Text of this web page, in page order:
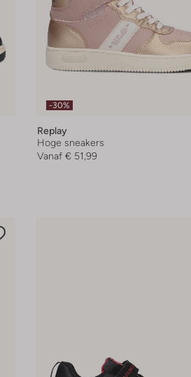
-30%
Replay
Hoge sneakers
Vanaf € 51,99